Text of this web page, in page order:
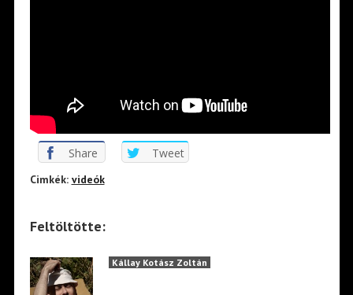
Share Tweet
Cimkék: videók
Feltöltötte:
Kállay Kotász Zoltán